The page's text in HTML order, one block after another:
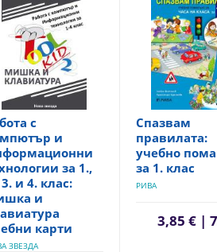
с
и
за 1.,
и 4. клас:
и
карти
ЗВЕЗДА
Спазвам
правилата:
учебно
за 1. клас
РИВА
3,85 € |